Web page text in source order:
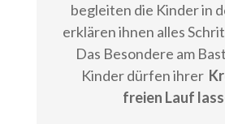
begleiten die Kinder in
erklären ihnen alles
Das Besondere am
Kinder dürfen ihrer
freien Lauf